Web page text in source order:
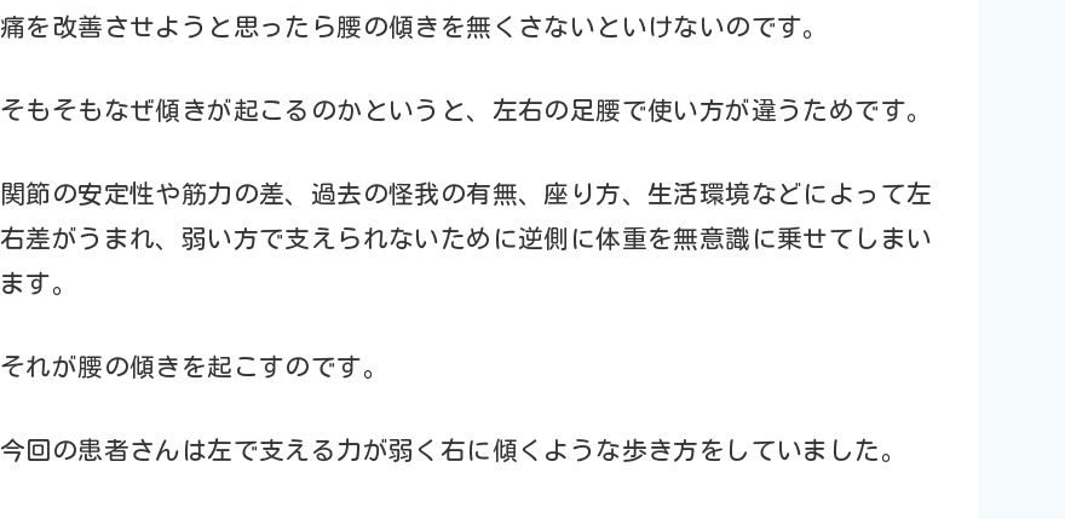
痛を改善させようと思ったら腰の傾きを無くさないといけないのです。
そもそもなぜ傾きが起こるのかというと、左右の足腰で使い方が違うためです。
関節の安定性や筋力の差、過去の怪我の有無、座り方、生活環境などによって左
右差がうまれ、弱い方で支えられないために逆側に体重を無意識に乗せてしまい
ます。
それが腰の傾きを起こすのです。
今回の患者さんは左で支える力が弱く右に傾くような歩き方をしていました。